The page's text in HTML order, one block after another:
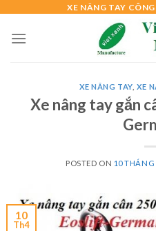
content
XE NÂNG TAY
XE NÂNG TAY, XE
Xe nâng tay gắn
POSTED ON 10 THÁNG
10
Th4